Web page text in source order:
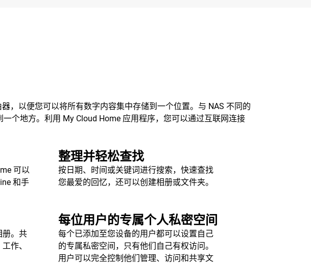
，以便您可以将所有数字内容集中存储到一个位置。与 NAS 不同的
个地方。利用 My Cloud Home 应用程序，您可以通过互联网连接
可以
和手
整理并轻松查找
按日期、时间或关键词进行搜索，快速查找
您最爱的回忆，还可以创建相册或文件夹。
册。共
作、
每位用户的专属个人私密空间
每个已添加至您设备的用户都可以设置自己
的专属私密空间，只有他们自己有权访问。
用户可以完全控制他们管理、访问和共享文